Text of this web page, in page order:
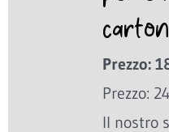
Prezzo:
Prezzo:
Il nostro